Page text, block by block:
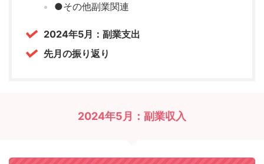
●その他副業関連
2024年5月：副業支出
先月の振り返り
2024年5月：副業収入